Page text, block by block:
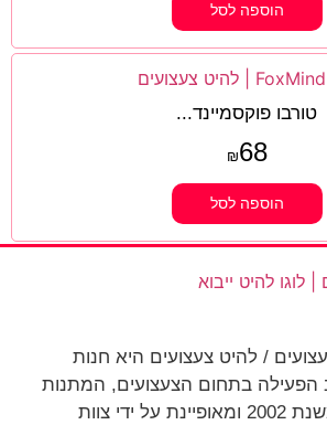
הוספה לסל
טורבו פוקסמיינד...
₪68
הוספה לסל
/ להיט צעצועים היא חנות
הפעילה בתחום הצעצועים, המתנות
ומשחקי הקופסא משנת 2002 ומאופיינת על ידי צוות